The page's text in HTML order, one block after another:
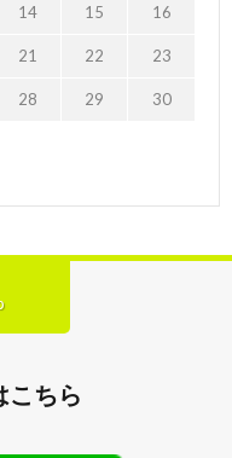
14 15 16
21 22 23
28 29 30
こちら